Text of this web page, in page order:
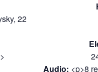
22
Audio: <p>8